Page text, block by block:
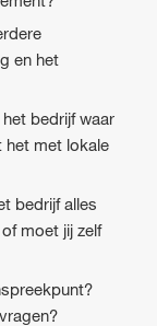
en het
bedrijf waar
het met lokale
bedrijf alles
moet jij zelf